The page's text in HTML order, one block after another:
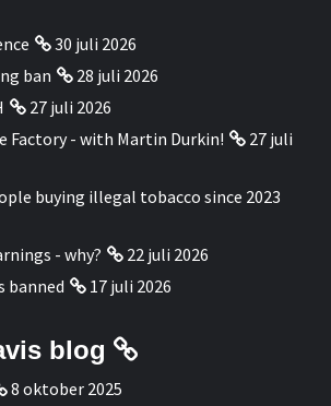
30 juli 2026
ban
28 juli 2026
27 juli 2026
Factory - with Martin Durkin!
27 juli
buying illegal tobacco since 2023
- why?
22 juli 2026
banned
17 juli 2026
blog
8 oktober 2025